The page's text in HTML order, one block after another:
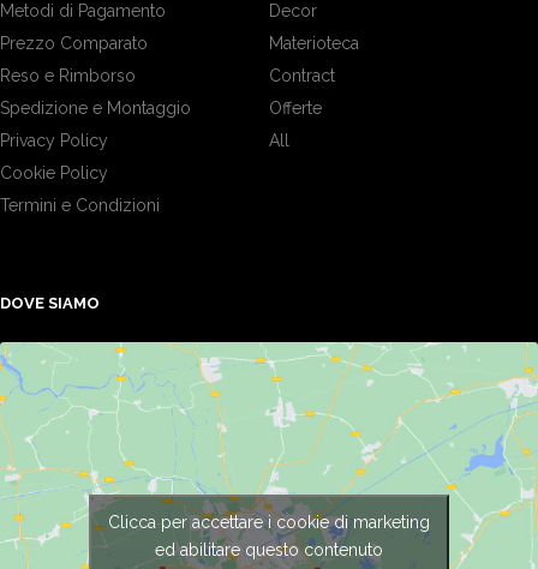
Metodi di Pagamento
Prezzo Comparato
Reso e Rimborso
Spedizione e Montaggio
Privacy Policy
Cookie Policy
Termini e Condizioni
Decor
Materioteca
Contract
Offerte
All
DOVE SIAMO
Clicca per accettare i cookie di marketing
ed abilitare questo contenuto